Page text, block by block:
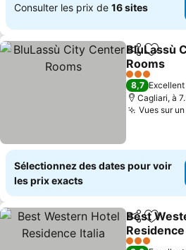
Consulter les prix de 16 sites
Partager
BluLassù
Rooms
Consulter
3 Étoiles
8,7 Excellent
Cagliari, à
Vues sur
Sélectionnez des dates pour voir
les prix exacts
Partager
Best
Consulter
3 Étoiles